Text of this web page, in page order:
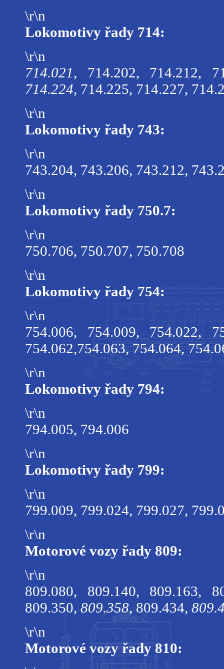
\r\n
Lokomotivy řady 714:
\r\n
714.021, 714.202, 714.212,
714.224, 714.225, 714.227,
\r\n
Lokomotivy řady 743:
\r\n
743.204, 743.206, 743.212,
\r\n
Lokomotivy řady 750.7:
\r\n
750.706, 750.707, 750.708
\r\n
Lokomotivy řady 754:
\r\n
754.006, 754.009, 754.022,
754.062,754.063, 754.064,
\r\n
Lokomotivy řady 794:
\r\n
794.005, 794.006
\r\n
Lokomotivy řady 799:
\r\n
799.009, 799.024, 799.027,
\r\n
Motorové vozy řady 809:
\r\n
809.080, 809.140, 809.163,
809.350, 809.358, 809.434,
\r\n
Motorové vozy řady 810: